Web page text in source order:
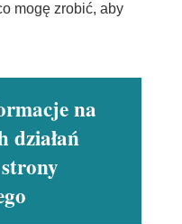
mogę zrobić, aby
na
działań